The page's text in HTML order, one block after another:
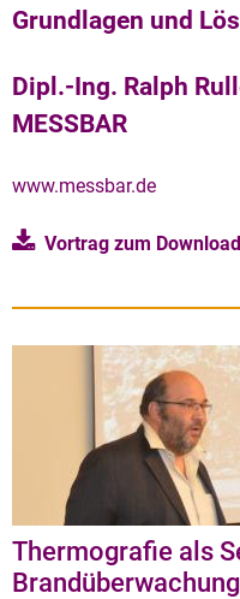
Grundlagen und
Dipl.-Ing. Ralph
MESSBAR
www.messbar.de
Vortrag zum Download
Thermografie als
Brandüberwachung